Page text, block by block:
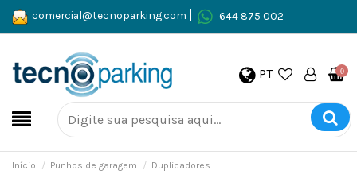
comercial@tecnoparking.com 644 875 002
PT 0
Início Punhos de garagem Duplicadores